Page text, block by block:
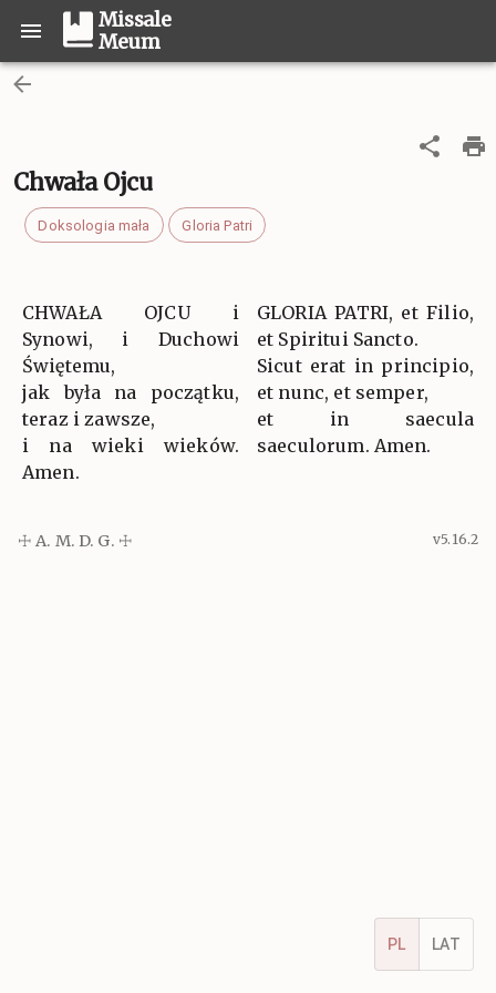
Missale
Meum
Chwała Ojcu
Doksologia mała Gloria Patri
CHWAŁA OJCU i
Synowi, i Duchowi
Świętemu,
jak była na początku,
teraz i zawsze,
i na wieki wieków.
Amen.
GLORIA PATRI, et Filio,
et Spiritui Sancto.
Sicut erat in principio,
et nunc, et semper,
et in saecula
saeculorum. Amen.
PL LAT
☩ A. M. D. G. ☩ v5.16.2